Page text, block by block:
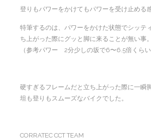
登りもパワーをかけてもパワーを受け止める
特筆するのは、パワーをかけた状態でシッテ
ち上がった際にグッと脚に来ることが無い事。
（参考パワー 2分少しの坂で6〜6.5倍くらい
硬すぎるフレームだと立ち上がった際に一瞬
坦も登りもスムーズなバイクでした。
CORRATEC CCT TEAM